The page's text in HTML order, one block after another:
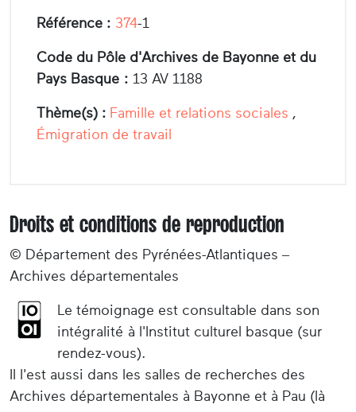
Référence : 374-1
Code du Pôle d'Archives de Bayonne et du
Pays Basque : 13 AV 1188
Thème(s) : Famille et relations sociales ,
Émigration de travail
Droits et conditions de reproduction
© Département des Pyrénées-Atlantiques –
Archives départementales
Le témoignage est consultable dans son
intégralité à l'Institut culturel basque (sur
rendez-vous).
Il l'est aussi dans les salles de recherches des
Archives départementales à Bayonne et à Pau (là